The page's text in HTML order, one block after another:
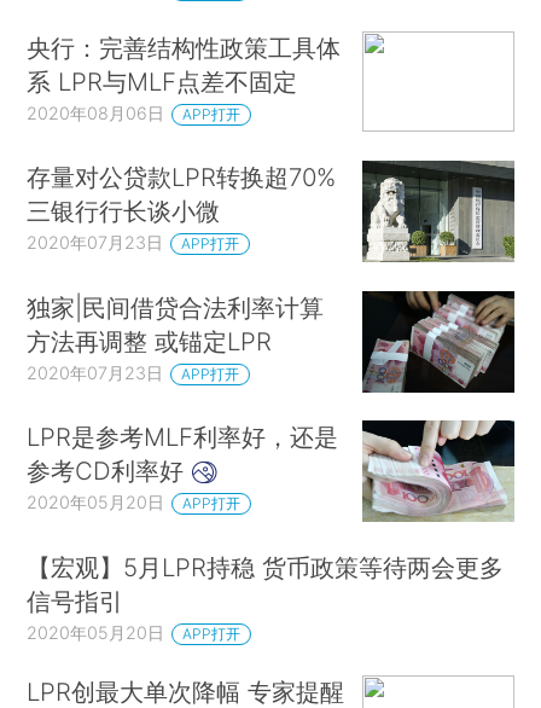
央行：完善结构性政策工具体
系 LPR与MLF点差不固定
2020年08月06日 APP打开
存量对公贷款LPR转换超70%
三银行行长谈小微
2020年07月23日 APP打开
独家|民间借贷合法利率计算
方法再调整 或锚定LPR
2020年07月23日 APP打开
LPR是参考MLF利率好，还是
参考CD利率好
2020年05月20日 APP打开
【宏观】5月LPR持稳 货币政策等待两会更多
信号指引
2020年05月20日 APP打开
LPR创最大单次降幅 专家提醒